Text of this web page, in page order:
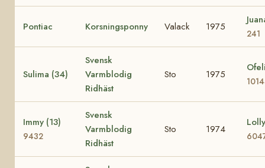
Pontiac Korsningsponny Valack 1975
241
Sulima (34)
Svensk
Varmblodig
Ridhäst
Sto 1975
Immy (13)
9432
Svensk
Varmblodig
Ridhäst
Sto 1974